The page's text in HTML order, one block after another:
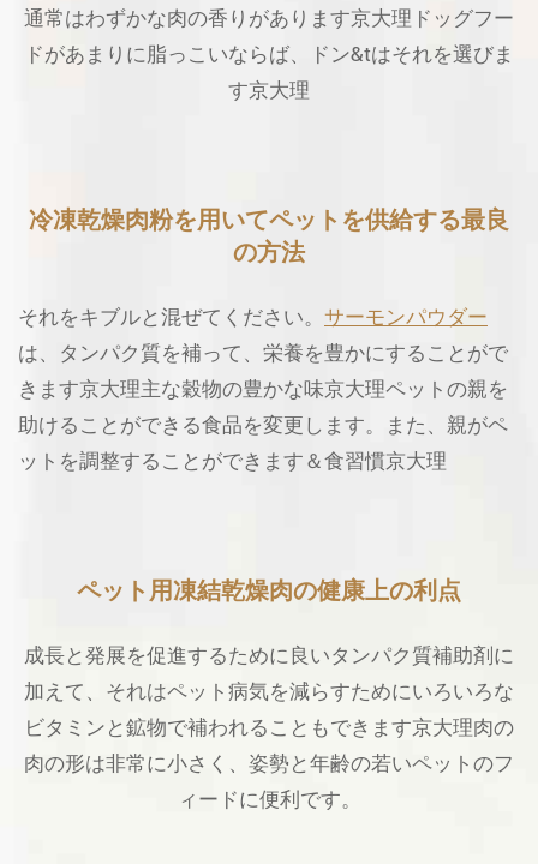
通常はわずかな肉の香りがあります京大理ドッグフー
ドがあまりに脂っこいならば、ドン&tはそれを選びま
す京大理
冷凍乾燥肉粉を用いてペットを供給する最良
の方法
それをキブルと混ぜてください。 サーモンパウダー
は、タンパク質を補って、栄養を豊かにすることがで
きます京大理主な穀物の豊かな味京大理ペットの親を
助けることができる食品を変更します。また、親がペ
ットを調整することができます＆食習慣京大理
ペット用凍結乾燥肉の健康上の利点
成長と発展を促進するために良いタンパク質補助剤に
加えて、それはペット病気を減らすためにいろいろな
ビタミンと鉱物で補われることもできます京大理肉の
肉の形は非常に小さく、姿勢と年齢の若いペットのフ
ィードに便利です。